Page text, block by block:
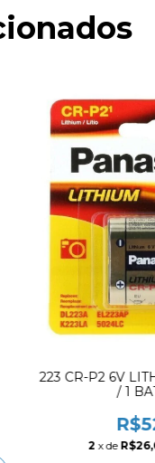
223 CR-P2 6V
/ 1
2 x de